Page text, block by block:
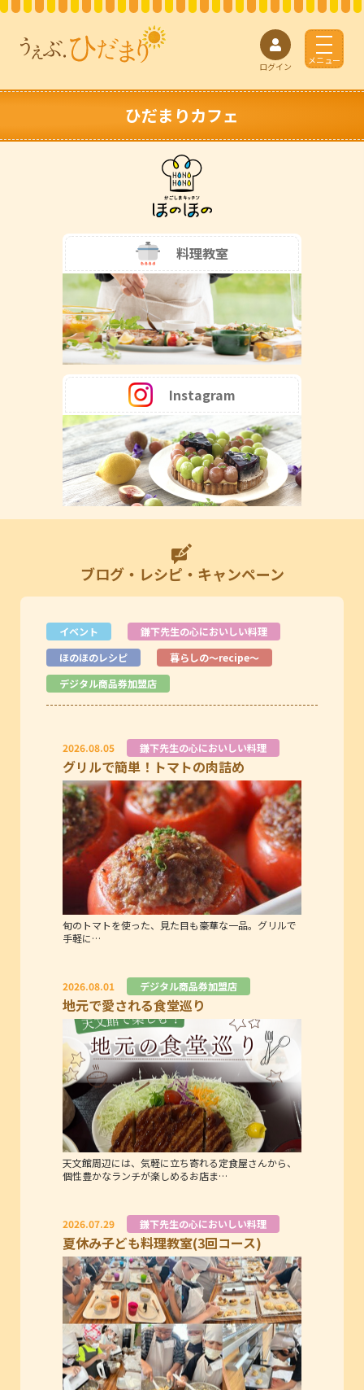
t
o
g
n
ログイン
ひだまりカフェ
料理教室
Instagram
ブログ・レシピ・キャンペーン
イベント
鎌下先生の心においしい料理
ほのほのレシピ
暮らしの～recipe～
デジタル商品券加盟店
2026.08.05 鎌下先生の心においしい料理
グリルで簡単！トマトの肉詰め
旬のトマトを使った、見た目も豪華な一品。グリルで
手軽に…
2026.08.01 デジタル商品券加盟店
地元で愛される食堂巡り
天文館周辺には、気軽に立ち寄れる定食屋さんから、
個性豊かなランチが楽しめるお店ま…
2026.07.29 鎌下先生の心においしい料理
夏休み子ども料理教室(3回コース)